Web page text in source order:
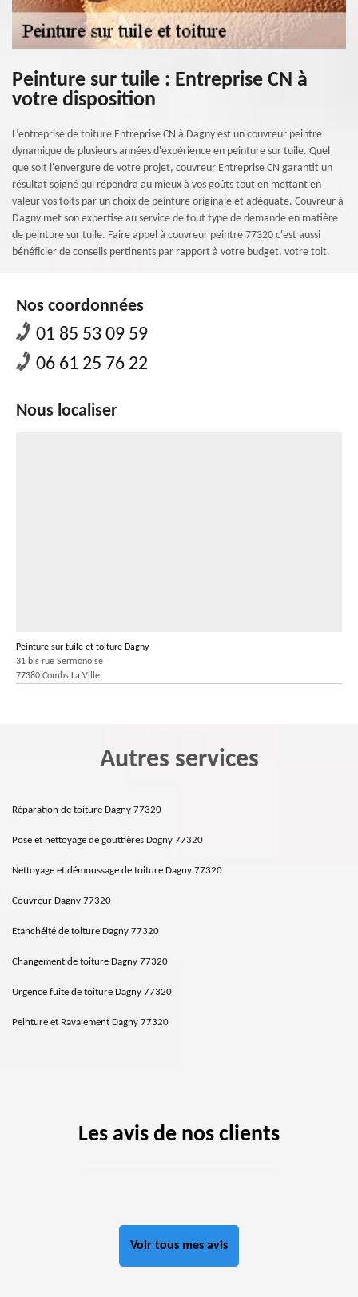
Peinture sur tuile : Entreprise CN à
votre disposition
L’entreprise de toiture Entreprise CN à Dagny est un couvreur peintre
dynamique de plusieurs années d'expérience en peinture sur tuile. Quel
que soit l'envergure de votre projet, couvreur Entreprise CN garantit un
résultat soigné qui répondra au mieux à vos goûts tout en mettant en
valeur vos toits par un choix de peinture originale et adéquate. Couvreur à
Dagny met son expertise au service de tout type de demande en matière
de peinture sur tuile. Faire appel à couvreur peintre 77320 c'est aussi
bénéficier de conseils pertinents par rapport à votre budget, votre toit.
Nos coordonnées
01 85 53 09 59
06 61 25 76 22
Nous localiser
Peinture sur tuile et toiture Dagny
31 bis rue Sermonoise
77380 Combs La Ville
Autres services
Réparation de toiture Dagny 77320
Pose et nettoyage de gouttières Dagny 77320
Nettoyage et démoussage de toiture Dagny 77320
Couvreur Dagny 77320
Etanchéité de toiture Dagny 77320
Changement de toiture Dagny 77320
Urgence fuite de toiture Dagny 77320
Peinture et Ravalement Dagny 77320
Les avis de nos clients
Voir tous mes avis